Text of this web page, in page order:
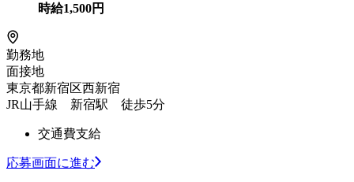
時給1,500円
勤務地
面接地
東京都新宿区西新宿
JR山手線 新宿駅 徒歩5分
交通費支給
応募画面に進む